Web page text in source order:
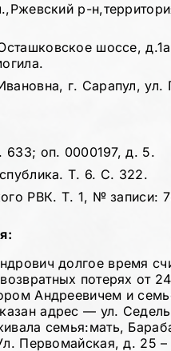
р-
шоссе,
г. Сарапул, ул.
оп. 0000197, д. 5.
Т. 6. С. 322.
РВК. Т. 1, № записи:
долгое время
потерях от
Андреевичем и
адрес — ул.
семья:мать,
Первомайская, д. 25